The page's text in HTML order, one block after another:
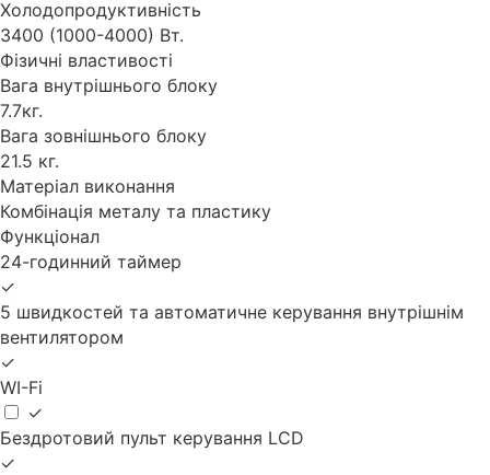
Холодопродуктивність
3400 (1000-4000) Вт.
Фізичні властивості
Вага внутрішнього блоку
7.7кг.
Вага зовнішнього блоку
21.5 кг.
Матеріал виконання
Комбінація металу та пластику
Функціонал
24-годинний таймер
✓
5 швидкостей та автоматичне керування внутрішнім
вентилятором
✓
WI-Fi
✓
Бездротовий пульт керування LCD
✓